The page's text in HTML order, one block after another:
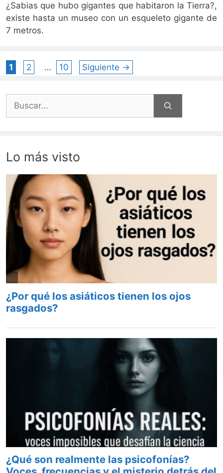
¿Sabias que hubo gigantes que habitaron la Tierra?,
existe hasta un museo con un esqueleto gigante de
7 metros.
Página
1 Página
2 … Página
10 Siguiente →
Buscar:
Lo más visto